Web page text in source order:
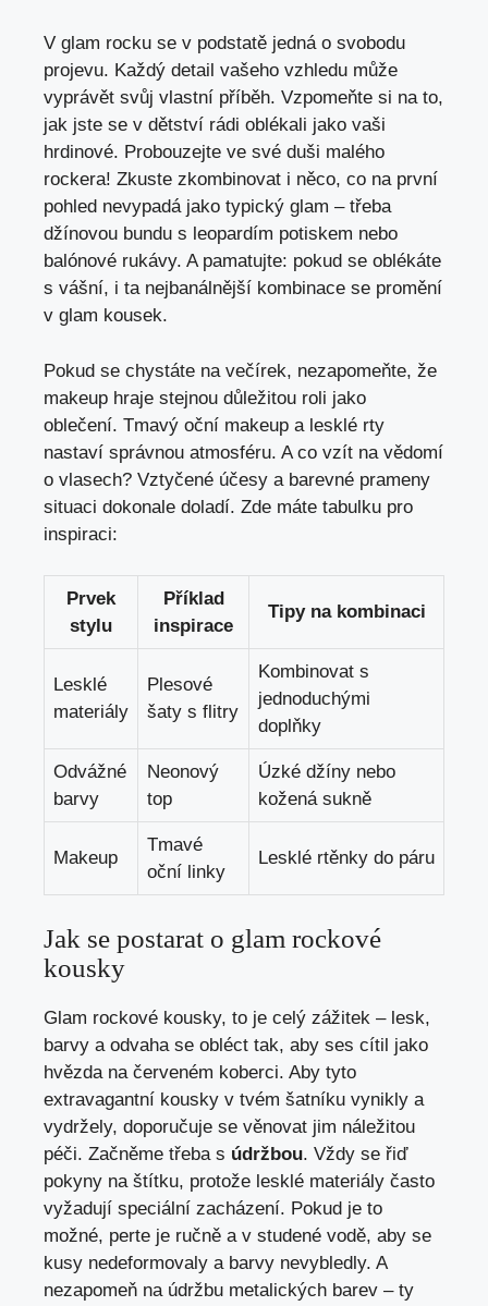
V glam rocku se v podstatě jedná o svobodu
projevu. Každý detail vašeho vzhledu může
vyprávět svůj vlastní příběh. Vzpomeňte si na to,
jak jste se v dětství rádi oblékali jako vaši
hrdinové. Probouzejte ve své duši malého
rockera! Zkuste zkombinovat i něco, co na první
pohled nevypadá jako typický glam – třeba
džínovou bundu s leopardím potiskem nebo
balónové rukávy. A pamatujte: pokud se oblékáte
s vášní, i ta nejbanálnější kombinace se promění
v glam kousek.
Pokud se chystáte na večírek, nezapomeňte, že
makeup hraje stejnou důležitou roli jako
oblečení. Tmavý oční makeup a lesklé rty
nastaví správnou atmosféru. A co vzít na vědomí
o vlasech? Vztyčené účesy a barevné prameny
situaci dokonale doladí. Zde máte tabulku pro
inspiraci:
Prvek
stylu
Příklad
inspirace
Tipy na kombinaci
Lesklé
materiály
Plesové
šaty s flitry
Kombinovat s
jednoduchými
doplňky
Odvážné
barvy
Neonový
top
Úzké džíny nebo
kožená sukně
Makeup
Tmavé
oční linky
Lesklé rtěnky do páru
Jak se postarat o glam rockové
kousky
Glam rockové kousky, to je celý zážitek – lesk,
barvy a odvaha se obléct tak, aby ses cítil jako
hvězda na červeném koberci. Aby tyto
extravagantní kousky v tvém šatníku vynikly a
vydržely, doporučuje se věnovat jim náležitou
péči. Začněme třeba s údržbou. Vždy se řiď
pokyny na štítku, protože lesklé materiály často
vyžadují speciální zacházení. Pokud je to
možné, perte je ručně a v studené vodě, aby se
kusy nedeformovaly a barvy nevybledly. A
nezapomeň na údržbu metalických barev – ty